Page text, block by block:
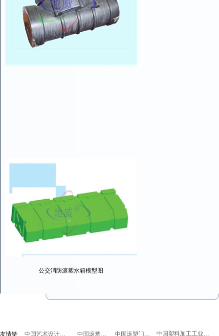
公交消防滚塑水箱模型图
中国塑料加工工业协会
友情链 中国艺术设计联盟 中国滚塑门户网
中国滚塑论坛